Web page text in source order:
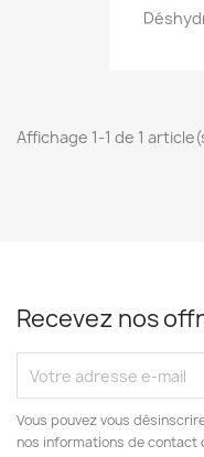
Affichage 1-1 de 1
Recevez nos
Vous pouvez vous
nos informations de